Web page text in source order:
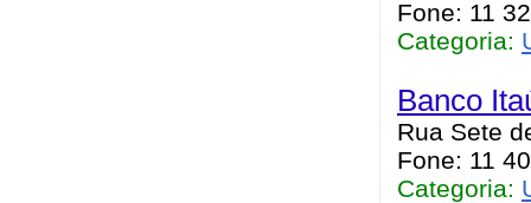
Fone: 11
Categoria:
Banco
Rua Sete
Fone: 11
Categoria: